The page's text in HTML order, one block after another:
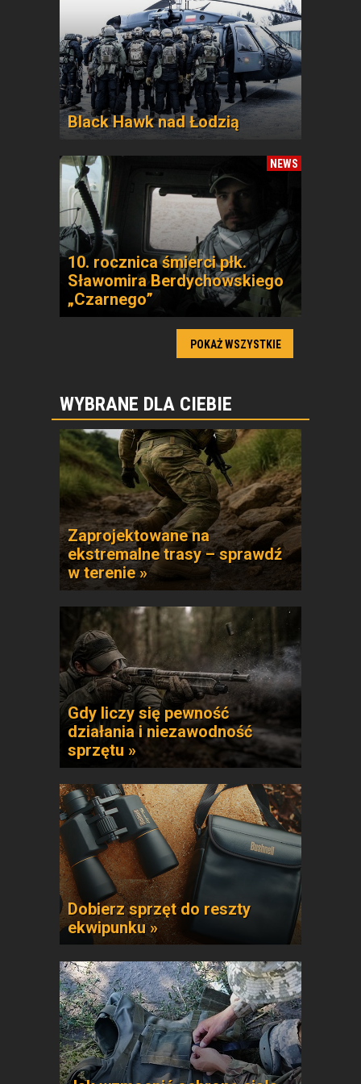
Black Hawk nad Łodzią
NEWS
10. rocznica śmierci płk.
Sławomira Berdychowskiego
„Czarnego”
POKAŻ WSZYSTKIE
WYBRANE DLA CIEBIE
Zaprojektowane na
ekstremalne trasy – sprawdź
w terenie »
Gdy liczy się pewność
działania i niezawodność
sprzętu »
Dobierz sprzęt do reszty
ekwipunku »